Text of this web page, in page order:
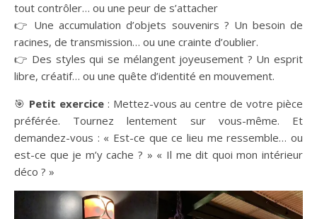
tout contrôler… ou une peur de s’attacher
👉 Une accumulation d’objets souvenirs ? Un besoin de
racines, de transmission… ou une crainte d’oublier.
👉 Des styles qui se mélangent joyeusement ? Un esprit
libre, créatif… ou une quête d’identité en mouvement.
🎯 Petit exercice: Mettez-vous au centre de votre pièce
préférée. Tournez lentement sur vous-même. Et
demandez-vous : « Est-ce que ce lieu me ressemble… ou
est-ce que je m’y cache ? » « Il me dit quoi mon intérieur
déco ? »